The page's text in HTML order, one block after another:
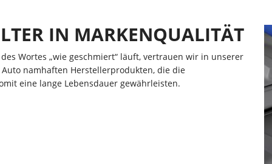
IN MARKENQUALITÄT
Wortes „wie geschmiert“ läuft, vertrauen wir in unserer
namhaften Herstellerprodukten, die die
eine lange Lebensdauer gewährleisten.